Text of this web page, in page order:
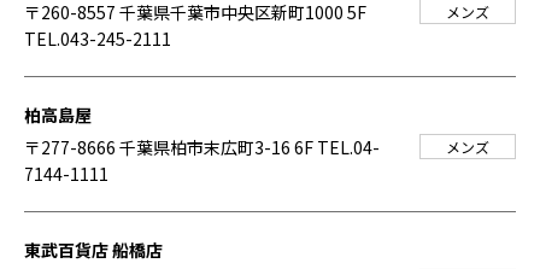
〒260-8557 千葉県千葉市中央区新町1000 5F
TEL.043-245-2111
メンズ
柏高島屋
〒277-8666 千葉県柏市末広町3-16 6F TEL.04-
7144-1111
メンズ
東武百貨店 船橋店